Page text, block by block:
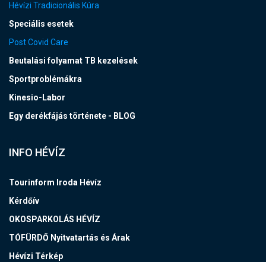
Hévízi Tradicionális Kúra
Speciális esetek
Post Covid Care
Beutalási folyamat TB kezelések
Sportproblémákra
Kinesio-Labor
Egy derékfájás története - BLOG
INFO HÉVÍZ
Tourinform Iroda Hévíz
Kérdőív
OKOSPARKOLÁS HÉVÍZ
TÓFÜRDŐ Nyitvatartás és Árak
Hévízi Térkép